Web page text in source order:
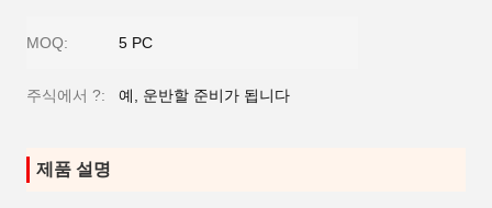
MOQ: 5 PC
주식에서 ?: 예, 운반할 준비가 됩니다
제품 설명